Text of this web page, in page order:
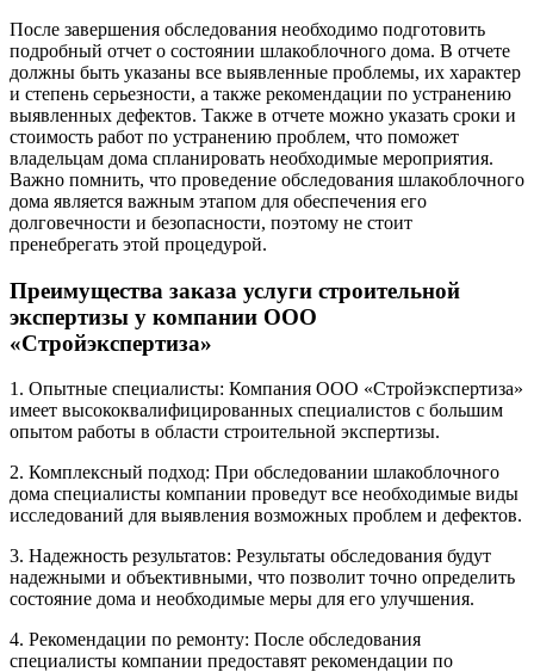
После завершения обследования необходимо подготовить
подробный отчет о состоянии шлакоблочного дома. В отчете
должны быть указаны все выявленные проблемы, их характер
и степень серьезности, а также рекомендации по устранению
выявленных дефектов. Также в отчете можно указать сроки и
стоимость работ по устранению проблем, что поможет
владельцам дома спланировать необходимые мероприятия.
Важно помнить, что проведение обследования шлакоблочного
дома является важным этапом для обеспечения его
долговечности и безопасности, поэтому не стоит
пренебрегать этой процедурой.
Преимущества заказа услуги строительной
экспертизы у компании ООО
«Стройэкспертиза»
1. Опытные специалисты: Компания ООО «Стройэкспертиза»
имеет высококвалифицированных специалистов с большим
опытом работы в области строительной экспертизы.
2. Комплексный подход: При обследовании шлакоблочного
дома специалисты компании проведут все необходимые виды
исследований для выявления возможных проблем и дефектов.
3. Надежность результатов: Результаты обследования будут
надежными и объективными, что позволит точно определить
состояние дома и необходимые меры для его улучшения.
4. Рекомендации по ремонту: После обследования
специалисты компании предоставят рекомендации по